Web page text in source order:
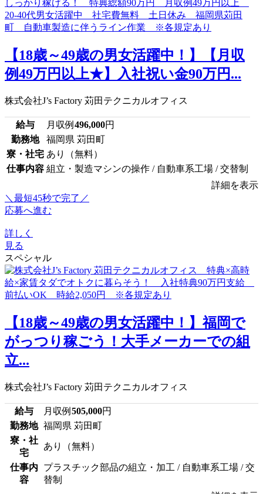
【18歳～49歳の男女活躍中！】【月収
例49万円以上★】入社祝い金90万円...
株式会社J’s Factory 苅田テクニカルオフィス
給与 月収例 496,000円
勤務地
福岡県 苅田町
寮・社宅 あり（無料）
仕事内容 組立・製造マシンの操作 / 自動車系工場 / 交替制
詳細を表示
＼最短45秒で完了／
応募へ進む
詳しく
見る
スペシャル
【18歳～49歳の男女活躍中！】福岡で
がっつり稼ごう！大手メーカーでの組
立...
株式会社J’s Factory 苅田テクニカルオフィス
給与 月収例 505,000円
勤務地 福岡県 苅田町
寮・社
宅
あり（無料）
仕事内
容
プラスチック部品の組立・加工 / 自動車系工場 / 交
替制